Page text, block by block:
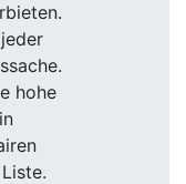
hohe